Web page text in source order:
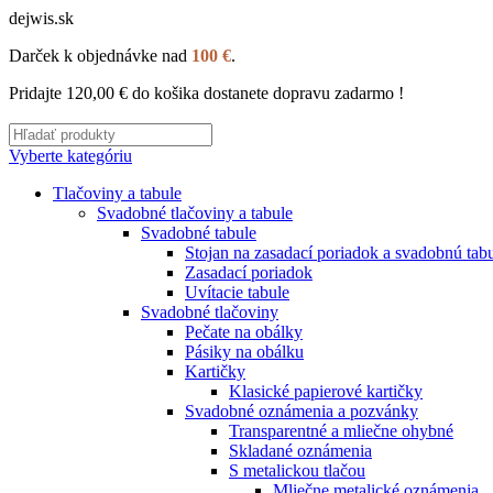
dejwis.sk
Darček k objednávke nad 100 €.
Pridajte 120,00 € do košika dostanete dopravu zadarmo !
Vyberte kategóriu
Tlačoviny a tabule
Svadobné tlačoviny a tabule
Svadobné tabule
Stojan na zasadací poriadok a svadobnú
Zasadací poriadok
Uvítacie tabule
Svadobné tlačoviny
Pečate na obálky
Pásiky na obálku
Kartičky
Klasické papierové kartičky
Svadobné oznámenia a pozvánky
Transparentné a mliečne ohybné
Skladané oznámenia
S metalickou tlačou